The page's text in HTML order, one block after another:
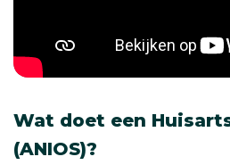
Wat doet een
(ANIOS)?